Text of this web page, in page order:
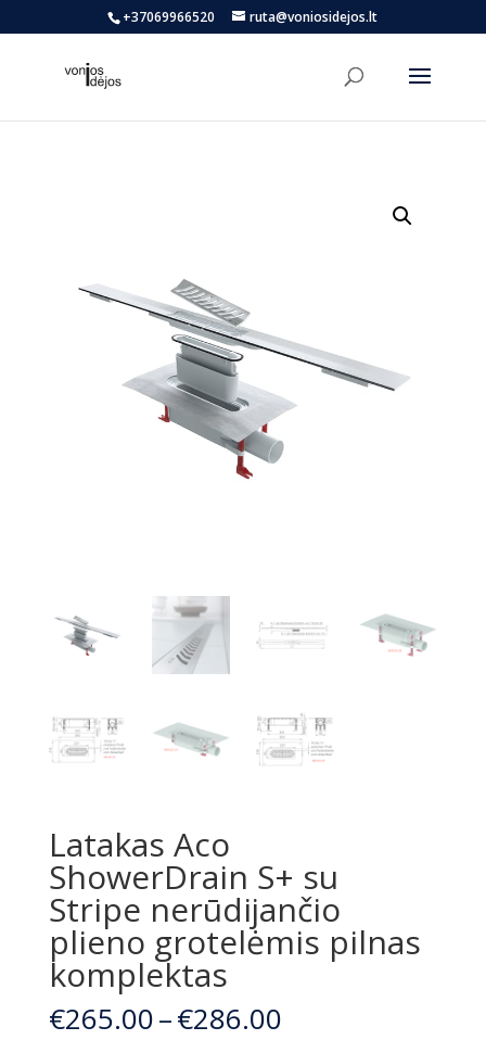
+37069966520 ruta@voniosidejos.lt
Latakas Aco
ShowerDrain S+ su
Stripe nerūdijančio
plieno grotelėmis pilnas
komplektas
€265.00–€286.00Price